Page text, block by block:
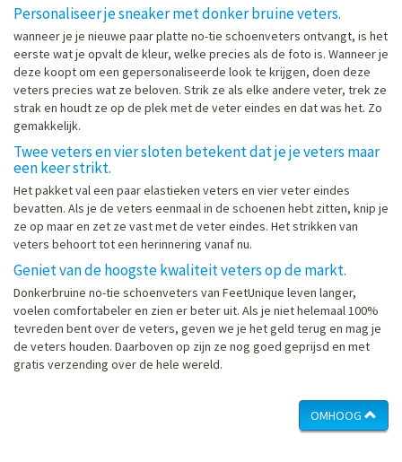
Personaliseer je sneaker met donker bruine veters.
wanneer je je nieuwe paar platte no-tie schoenveters ontvangt, is het
eerste wat je opvalt de kleur, welke precies als de foto is. Wanneer je
deze koopt om een gepersonaliseerde look te krijgen, doen deze
veters precies wat ze beloven. Strik ze als elke andere veter, trek ze
strak en houdt ze op de plek met de veter eindes en dat was het. Zo
gemakkelijk.
Twee veters en vier sloten betekent dat je je veters maar
een keer strikt.
Het pakket val een paar elastieken veters en vier veter eindes
bevatten. Als je de veters eenmaal in de schoenen hebt zitten, knip je
ze op maar en zet ze vast met de veter eindes. Het strikken van
veters behoort tot een herinnering vanaf nu.
Geniet van de hoogste kwaliteit veters op de markt.
Donkerbruine no-tie schoenveters van FeetUnique leven langer,
voelen comfortabeler en zien er beter uit. Als je niet helemaal 100%
tevreden bent over de veters, geven we je het geld terug en mag je
de veters houden. Daarboven op zijn ze nog goed geprijsd en met
gratis verzending over de hele wereld.
OMHOOG